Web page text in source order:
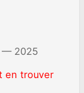
— 2025
en trouver